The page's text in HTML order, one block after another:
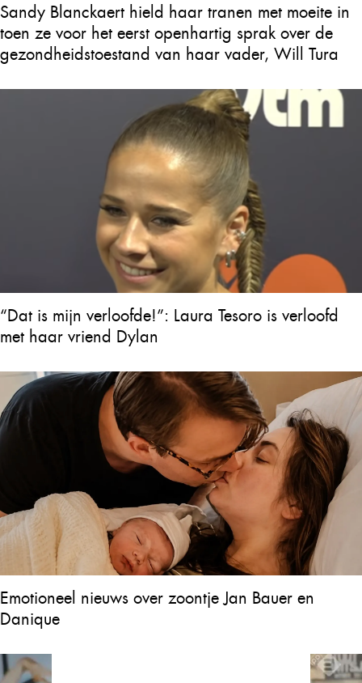
Sandy Blanckaert hield haar tranen met moeite in
toen ze voor het eerst openhartig sprak over de
gezondheidstoestand van haar vader, Will Tura
“Dat is mijn verloofde!”: Laura Tesoro is verloofd
met haar vriend Dylan
Emotioneel nieuws over zoontje Jan Bauer en
Danique